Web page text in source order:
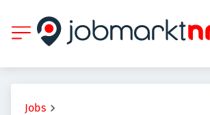
Jobs